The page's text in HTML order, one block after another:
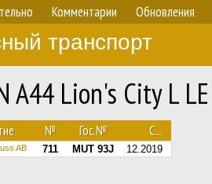
Комментарии Обновления
транспорт
A44 Lion's City L
№ Гос.№ С...
AB 711 MUT 93J 12.2019